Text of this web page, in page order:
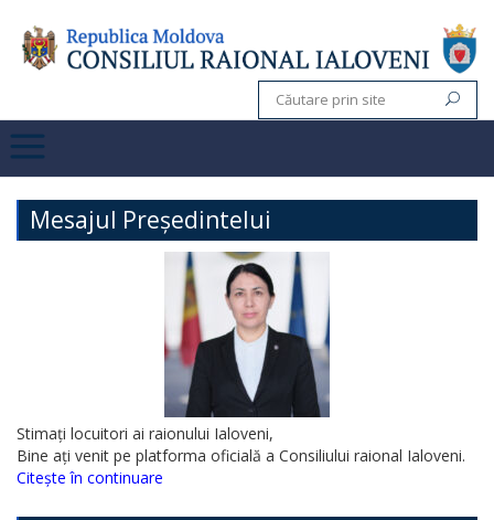
Mesajul Președintelui
Stimați locuitori ai raionului Ialoveni,
Bine ați venit pe platforma oficială a Consiliului raional Ialoveni.
Citește în continuare